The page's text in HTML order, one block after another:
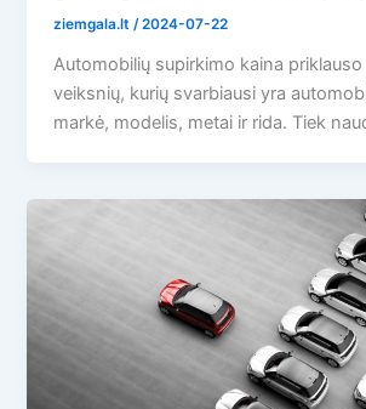
ziemgala.lt /2024-07-22
Automobilių supirkimo kaina
veiksnių, kurių svarbiausi yra
markė, modelis, metai ir rida. Tiek